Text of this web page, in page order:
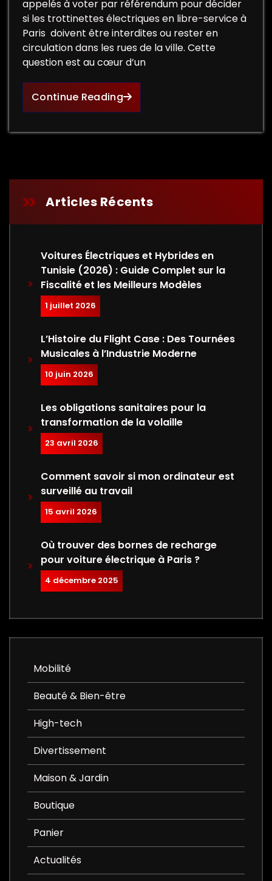
appelés à voter par référendum pour décider
si les trottinettes électriques en libre-service à
Paris doivent être interdites ou rester en
circulation dans les rues de la ville. Cette
question est au cœur d’un
Continue Reading
Articles Récents
Voitures Électriques et Hybrides en
Tunisie (2026) : Guide Complet sur la
Fiscalité et les Meilleurs Modèles
1 juillet 2026
L’Histoire du Flight Case : Des Tournées
Musicales à l’Industrie Moderne
10 juin 2026
Les obligations sanitaires pour la
transformation de la volaille
23 avril 2026
Comment savoir si mon ordinateur est
surveillé au travail
15 avril 2026
Où trouver des bornes de recharge
pour voiture électrique à Paris ?
4 décembre 2025
Mobilité
Beauté & Bien-être
High-tech
Divertissement
Maison & Jardin
Boutique
Panier
Actualités